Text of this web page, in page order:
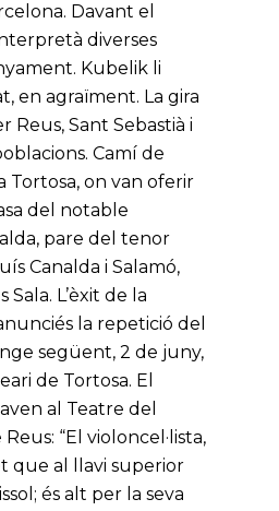
Davant el
diverses
Kubelik li
en agraïment. La gira
Reus, Sant Sebastià i
Camí de
Tortosa, on van oferir
del notable
pare del tenor
Canalda i Salamó,
L’èxit de la
la repetició del
següent, 2 de juny,
de Tortosa. El
al Teatre del
“El violoncel·lista,
que al llavi superior
és alt per la seva